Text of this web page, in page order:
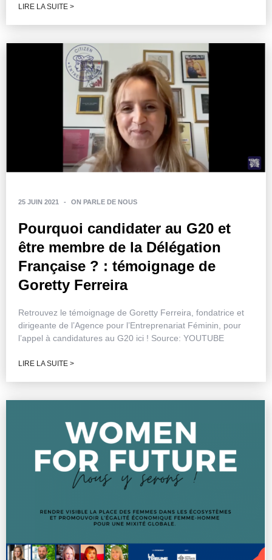
LIRE LA SUITE >
25 JUIN 2021 - ON PARLE DE NOUS
Pourquoi candidater au G20 et
être membre de la Délégation
Française ? : témoignage de
Goretty Ferreira
Retrouvez le témoignage de Goretty Ferreira, fondatrice et
dirigeante de l’Agence pour l’Entreprenariat Féminin, pour
l’appel à candidatures au G20 ici ! Source: YOUTUBE
LIRE LA SUITE >